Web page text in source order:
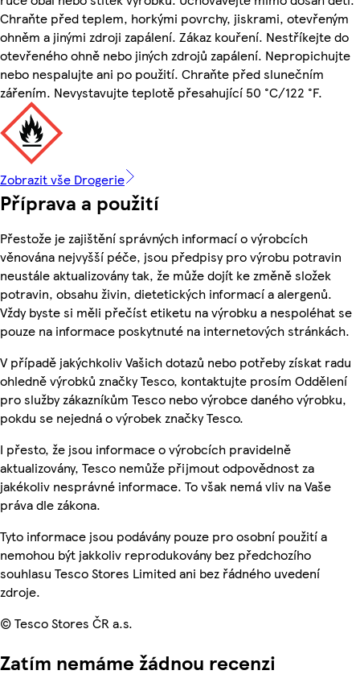
Chraňte před teplem, horkými povrchy, jiskrami, otevřeným
ohněm a jinými zdroji zapálení. Zákaz kouření. Nestříkejte do
otevřeného ohně nebo jiných zdrojů zapálení. Nepropichujte
nebo nespalujte ani po použití. Chraňte před slunečním
zářením. Nevystavujte teplotě přesahující 50 °C/122 °F.
Zobrazit vše Drogerie
Příprava a použití
Přestože je zajištění správných informací o výrobcích
věnována nejvyšší péče, jsou předpisy pro výrobu potravin
neustále aktualizovány tak, že může dojít ke změně složek
potravin, obsahu živin, dietetických informací a alergenů.
Vždy byste si měli přečíst etiketu na výrobku a nespoléhat se
pouze na informace poskytnuté na internetových stránkách.
V případě jakýchkoliv Vašich dotazů nebo potřeby získat radu
ohledně výrobků značky Tesco, kontaktujte prosím Oddělení
pro služby zákazníkům Tesco nebo výrobce daného výrobku,
pokdu se nejedná o výrobek značky Tesco.
I přesto, že jsou informace o výrobcích pravidelně
aktualizovány, Tesco nemůže přijmout odpovědnost za
jakékoliv nesprávné informace. To však nemá vliv na Vaše
práva dle zákona.
Tyto informace jsou podávány pouze pro osobní použití a
nemohou být jakkoliv reprodukovány bez předchozího
souhlasu Tesco Stores Limited ani bez řádného uvedení
zdroje.
© Tesco Stores ČR a.s.
Zatím nemáme žádnou recenzi